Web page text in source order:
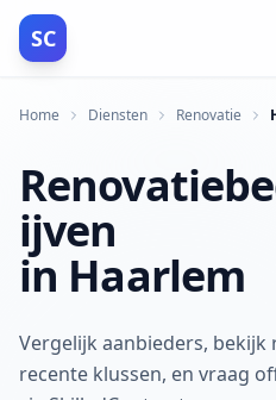
SC
Home Diensten Renovatie
ijven
in Haarlem
Vergelijk aanbieders, bekijk
recente klussen, en vraag